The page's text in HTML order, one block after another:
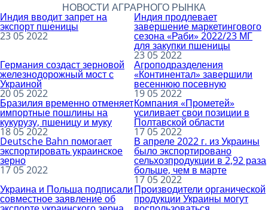
НОВОСТИ АГРАРНОГО РЫНКА
Индия вводит запрет на
экспорт пшеницы
23 05 2022
Индия продлевает
завершение маркетингового
сезона «Раби» 2022/23 МГ
для закупки пшеницы
23 05 2022
Германия создаст зерновой
железнодорожный мост с
Украиной
20 05 2022
Агроподразделения
«Континентал» завершили
весеннюю посевную
19 05 2022
Бразилия временно отменяет
импортные пошлины на
кукурузу, пшеницу и муку
18 05 2022
Компания «Прометей»
усиливает свои позиции в
Полтавской области
17 05 2022
Deutsche Bahn помогает
экспортировать украинское
зерно
17 05 2022
В апреле 2022 г. из Украины
было экспортировано
сельхозпродукции в 2,92 раза
больше, чем в марте
17 05 2022
Украина и Польша подписали
совместное заявление об
Производители органической
продукции Украины могут